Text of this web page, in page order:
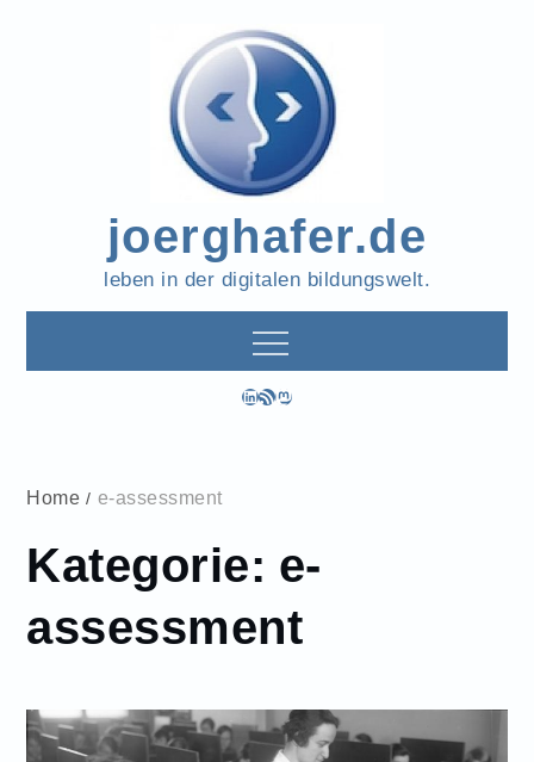
joerghafer.de
leben in der digitalen bildungswelt.
LinkedIn
RSS-FeedMastodon
Home e-assessment
Kategorie: e-
assessment